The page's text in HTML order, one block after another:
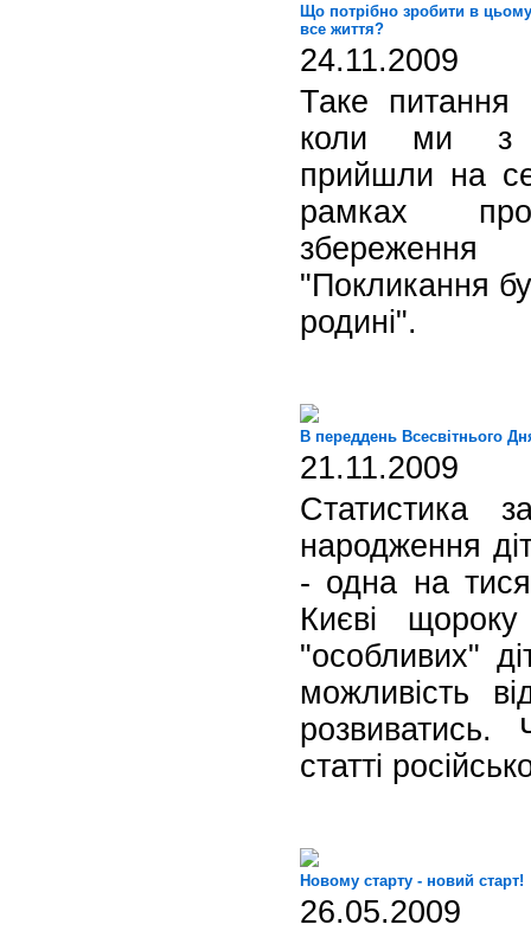
Що потрібно зробити в
все життя?
24.11.2009
Таке питання
коли ми з
прийшли на
рамках
"Покликання
родині".
В переддень Всесвітнього
21.11.2009
Статистика
народження
- одна на
Києві
"особливих"
можливість
розвиватись.
статті
Новому старту - новий старт!
26.05.2009